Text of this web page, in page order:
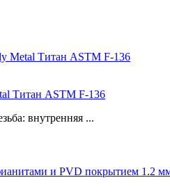
Титан ASTM F-136
внутренняя ...